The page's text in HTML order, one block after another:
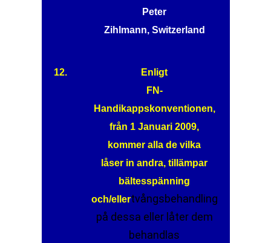
Peter
Zihlmann, Switzerland
12.
Enligt
FN-
Handikappskonventionen,
från 1 Januari 2009,
kommer alla de vilka
låser in andra, tillämpar
bältesspänning
och/ellertvångsbehandling
på dessa eller låter dem
behandlas